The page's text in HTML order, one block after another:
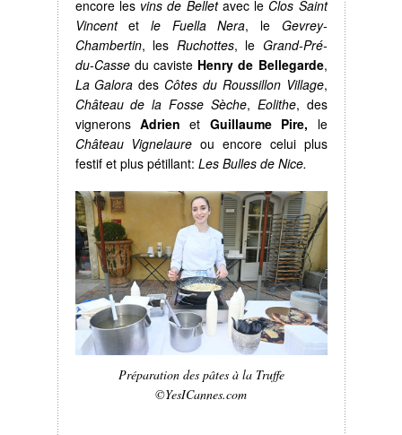
encore les vins de Belletavec le Clos Saint
Vincentet le Fuella Nera, le Gevrey-
Chambertin, les Ruchottes, le Grand-Pré-
du-Cassedu caviste Henry de Bellegarde,
La Galora des Côtes du Roussillon Village,
Château de la Fosse Sèche, Eolithe, des
vignerons Adrienet Guillaume Pire, le
Château Vignelaureou encore celui plus
festif et plus pétillant: Les Bulles de Nice.
Préparation des pâtes à la Truffe
©YesICannes.com